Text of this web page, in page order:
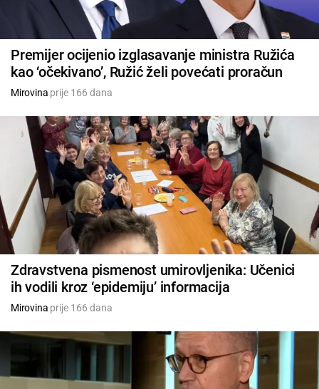
Premijer ocijenio izglasavanje ministra Ružića
kao ‘očekivano’, Ružić želi povećati proračun
Mirovina prije 166 dana
Zdravstvena pismenost umirovljenika: Učenici
ih vodili kroz ‘epidemiju’ informacija
Mirovina prije 166 dana